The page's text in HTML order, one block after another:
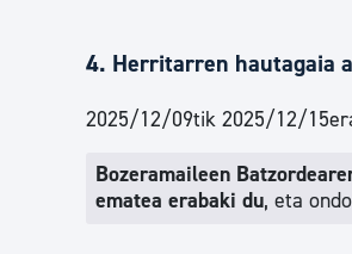
4. Herritarren hautagaia
2025/12/09tik 2025/12/
Bozeramaileen
ematea erabaki du, eta